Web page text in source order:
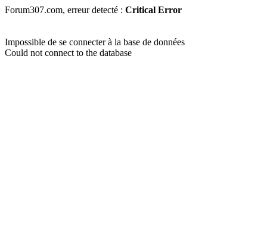
Forum307.com, erreur detecté : Critical Error
Impossible de se connecter à la base de données
Could not connect to the database